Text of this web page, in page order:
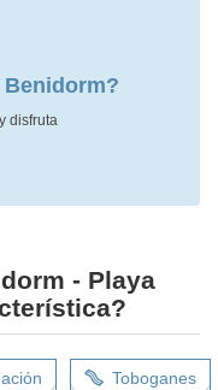
Benidorm?
disfruta
- Playa
Toboganes